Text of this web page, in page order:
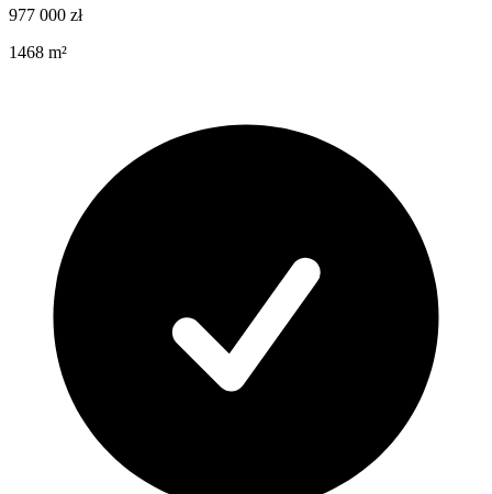
977 000 zł
1468 m²